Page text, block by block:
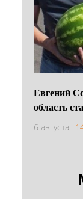
Евгений
область
6 августа